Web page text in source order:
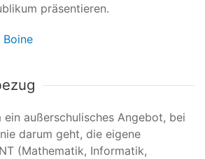
präsentieren.
Boine
ein außerschulisches Angebot, bei
darum geht, die eigene
(Mathematik, Informatik,